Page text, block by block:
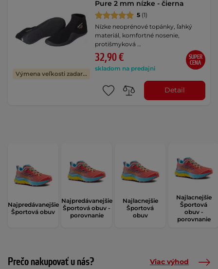
Výmena veľkosti zadarmo
Pure 2 mm nízke - čierna
5 (1)
Nízke neoprénové topánky, ľahký
materiál, komfortné nosenie,
protišmyková …
32,90 €
skladom na predajni
SUPER
CENA
Detail
Najpredávanejšie
Športová obuv
Najpredávanejšie
Športová obuv -
porovnanie
Najlacnejšie
Športová
obuv
Najlacnejšie
Športová
obuv -
porovnanie
Prečo nakupovať u nás? Viac výhod